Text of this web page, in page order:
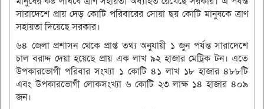
সারাদেশে প্রায় দেড় কোটি পরিবারের সোয়া ছয় কোটি মানুষকে ত্রাণ
সহায়তা দিয়েছে সরকার।
৬৪ জেলা প্রশাসন থেকে প্রাপ্ত তথ্য অনুযায়ী ১ জুন পর্যন্ত সারাদেশে
চাল বরাদ্দ দেয়া হয়েছে প্রায় এক লাখ ৯২ হাজার মেট্রিক টন। এতে
উপকারভোগী পরিবার সংখ্যা ১ কোটি ৪১ লাখ ১৮ হাজার ৪৮৮টি
এবং উপকারভোগী লোকসংখ্যা ৬ কোটি ২৩ লাক্ষ ১৪ হাজার ৪০৯
জন।